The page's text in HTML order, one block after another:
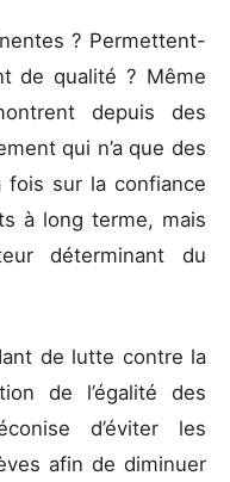
? Permettent-
de qualité ? Même
depuis des
qui n’a que des
fois sur la confiance
à long terme, mais
déterminant du
de lutte contre la
de l’égalité des
d’éviter les
afin de diminuer